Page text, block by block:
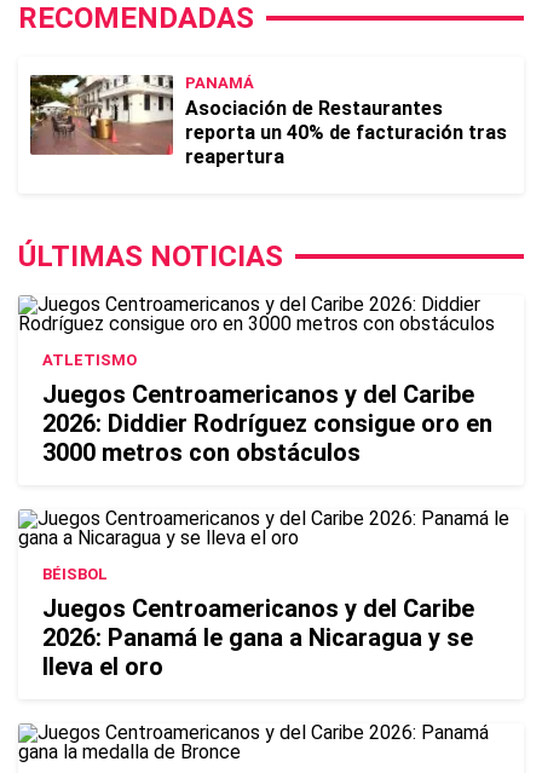
RECOMENDADAS
PANAMÁ
Asociación de Restaurantes
reporta un 40% de facturación tras
reapertura
ÚLTIMAS NOTICIAS
ATLETISMO
Juegos Centroamericanos y del Caribe
2026: Diddier Rodríguez consigue oro en
3000 metros con obstáculos
BÉISBOL
Juegos Centroamericanos y del Caribe
2026: Panamá le gana a Nicaragua y se
lleva el oro